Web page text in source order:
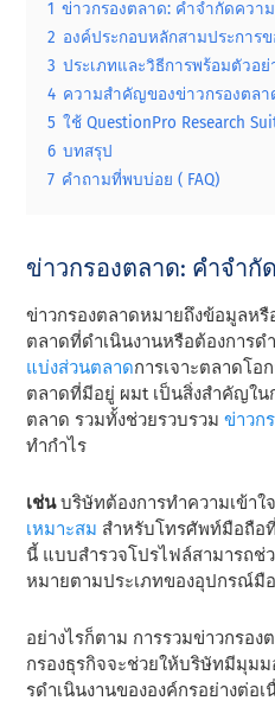
1 ข่าวกรองตลาด: คําจํากัดความ
2 องค์ประกอบหลักสามประการ
3 ประเภทและวิธีการพร้อมตัวอย่
4 ความสําคัญของข่าวกรองตลา
5 ใช้ QuestionPro Research
6 บทสรุป
7 คําถามที่พบบ่อย ( FAQ)
ข่าวกรองตลาด: คําจํากั
ข่าวกรองตลาดหมายถึงข้อมูลห
ตลาดที่ดําเนินงานหรือต้องการดํ
แบ่งส่วนตลาดการเจาะตลาดโอ
ตลาดที่มีอยู่ ผมtเป็นสิ่งสําคัญใน
ตลาด รวมทั้งช่วยรวบรวมข่าวก
ทํากําไร
เช่นบริษัทต้องการทําความเข้าใ
เหมาะสม สําหรับโทรศัพท์มือถือที่
นี้ แบบสํารวจโปรไฟล์สามารถช่
หมายตามประเภทของอุปกรณ์มื
อย่างไรก็ตาม การรวมข่าวกรอง
กรองธุรกิจจะช่วยให้บริษัทมีมุม
รดําเนินงานขององค์กรอย่างต่อ